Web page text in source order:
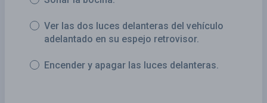
Ver las dos luces delanteras del vehículo
adelantado en su espejo retrovisor.
Encender y apagar las luces delanteras.